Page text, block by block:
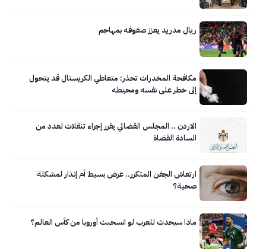
ريال مدريد يعزز صفوفه بمهاجم
مكافحة المخدرات تحذر: متعاطي الكريستال قد يتحول
إلى خطر على نفسه ومحيطه
الاردن .. المجلس القضائي يقرر إجراء تنقلات لعدد من
السادة القضاة
ارتعاش الجفن المتكرر.. عرض بسيط أم إنذار لمشكلة
صحية؟
ماذا سيحدث للعرب لو انسحبت أوروبا من كأس العالم؟